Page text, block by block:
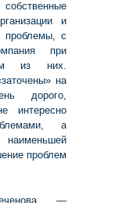
и
проблемы, с
при
из них.
на
дорого,
интересно
а
проблем
—